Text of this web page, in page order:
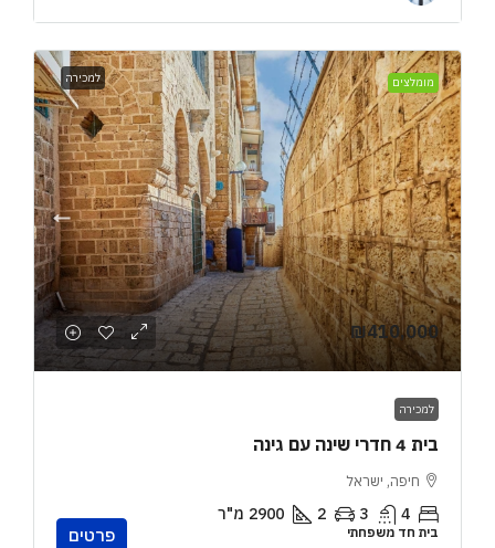
מומלצים למכירה
₪410,000
למכירה
בית 4 חדרי שינה עם גינה
חיפה, ישראל
4
3
2
2900 מ"ר
בית חד משפחתי פרטים